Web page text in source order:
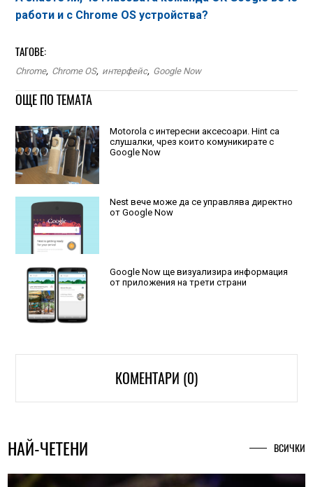
работи и с Chrome OS устройства?
ТАГОВЕ:
Chrome, Chrome OS, интерфейс, Google Now
ОЩЕ ПО ТЕМАТА
Motorola с интересни аксесоари. Hint са
слушалки, чрез които комуникирате с
Google Now
Nest вече може да се управлява директно
от Google Now
Google Now ще визуализира информация
от приложения на трети страни
КОМЕНТАРИ (0)
НАЙ-ЧЕТЕНИ ВСИЧКИ